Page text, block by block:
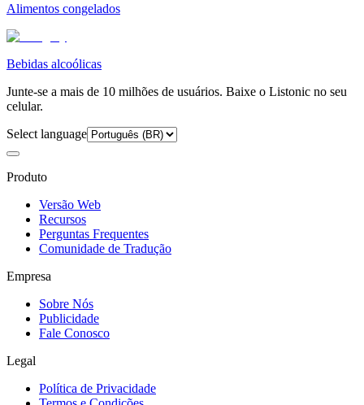
Alimentos congelados
Bebidas alcoólicas
Junte-se a mais de 10 milhões de usuários. Baixe o Listonic no seu
celular.
Select language
Produto
Versão Web
Recursos
Perguntas Frequentes
Comunidade de Tradução
Empresa
Sobre Nós
Publicidade
Fale Conosco
Legal
Política de Privacidade